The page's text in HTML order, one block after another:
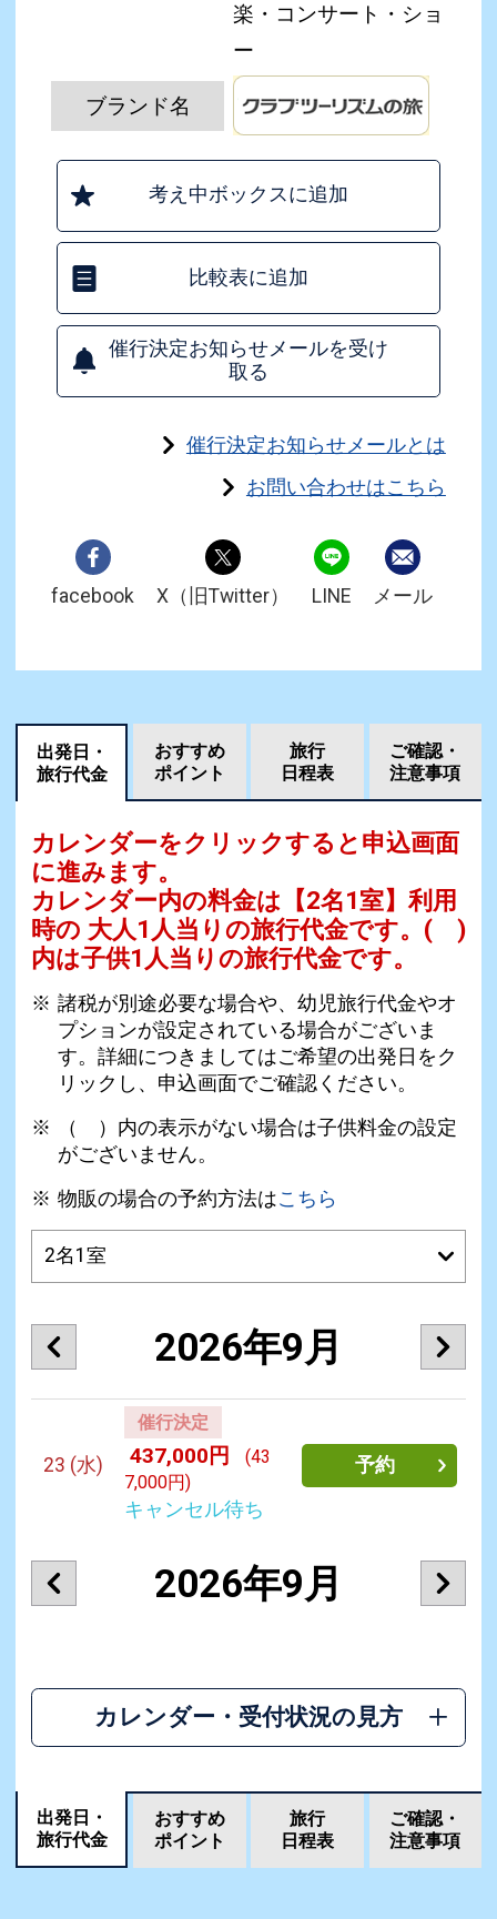
楽・コンサート・ショ
ー
ブランド名
考え中ボックスに追加
比較表に追加
催行決定お知らせメールを受け
取る
催行決定お知らせメールとは
お問い合わせはこちら
facebook X（旧Twitter） LINE メール
出発日・
旅行代金
おすすめ
ポイント
旅行
日程表
ご確認・
注意事項
カレンダーをクリックすると申込画面
に進みます。
カレンダー内の料金は 【2名1室】利用
時の 大人1人当りの旅行代金です。 ( )
内は子供1人当りの旅行代金です。
諸税が別途必要な場合や、幼児旅行代金やオ
プションが設定されている場合がございま
す。詳細につきましてはご希望の出発日をク
リックし、申込画面でご確認ください。
（ ）内の表示がない場合は子供料金の設定
がございません。
物販の場合の予約方法はこちら
2026年9月
23 (水)
催行決定
437,000円
(43
7,000円)
キャンセル待ち
予約
2026年9月
カレンダー・受付状況の見方
出発日・
旅行代金
おすすめ
ポイント
旅行
日程表
ご確認・
注意事項